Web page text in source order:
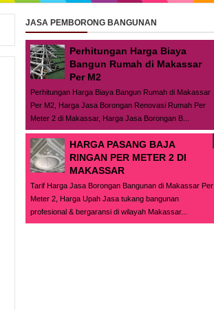
JASA PEMBORONG BANGUNAN
Perhitungan Harga Biaya
Bangun Rumah di Makassar
Per M2
Perhitungan Harga Biaya Bangun Rumah di Makassar
Per M2, Harga Jasa Borongan Renovasi Rumah Per
Meter 2 di Makassar, Harga Jasa Borongan B...
HARGA PASANG BAJA
RINGAN PER METER 2 DI
MAKASSAR
Tarif Harga Jasa Borongan Bangunan di Makassar Per
Meter 2, Harga Upah Jasa tukang bangunan
profesional & bergaransi di wilayah Makassar...